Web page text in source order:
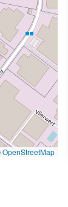
OpenStreetMap